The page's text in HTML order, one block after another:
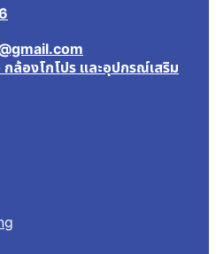
ล้องโกโปร และอุปกรณ์เสริม